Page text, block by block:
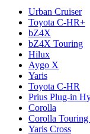
Urban Cruiser
Toyota C-HR+
bZ4X
bZ4X Touring
Hilux
Aygo X
Yaris
Toyota C-HR
Prius Plug-in
Corolla
Corolla Touring
Yaris Cross